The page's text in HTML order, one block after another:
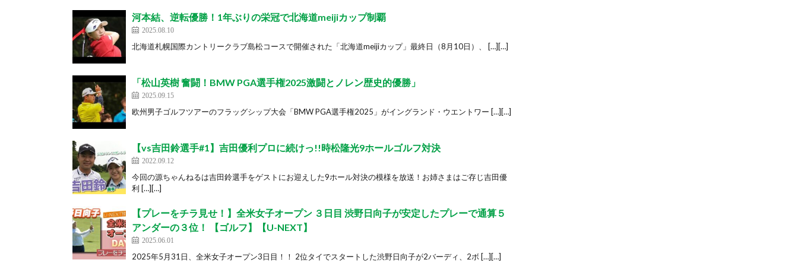
河本結、逆転優勝！1年ぶりの栄冠で北海道meijiカップ制覇
2025.08.10
北海道札幌国際カントリークラブ島松コースで開催された「北海道meijiカップ」最終日（8月10日）、 […][…]
「松山英樹 奮闘！BMW PGA選手権2025激闘とノレン歴史的優勝」
2025.09.15
欧州男子ゴルフツアーのフラッグシップ大会「BMW PGA選手権2025」がイングランド・ウエントワー […][…]
【vs吉田鈴選手#1】吉田優利プロに続けっ!!時松隆光9ホールゴルフ対決
2022.09.12
今回の源ちゃんねるは吉田鈴選手をゲストにお迎えした9ホール対決の模様を放送！お姉さまはご存じ吉田優
利 […][…]
【プレーをチラ見せ！】全米女子オープン ３日目 渋野日向子が安定したプレーで通算５
アンダーの３位！ 【ゴルフ】【U-NEXT】
2025.06.01
2025年5月31日、全米女子オープン3日目！！ 2位タイでスタートした渋野日向子が2バーディ、2ボ […][…]